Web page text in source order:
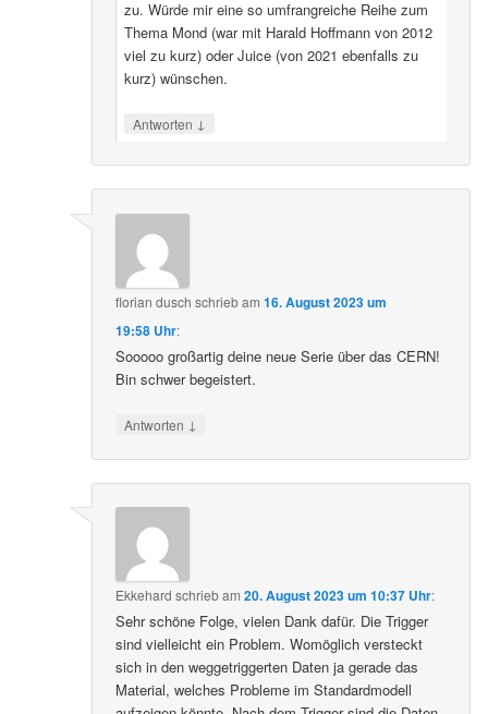
zu. Würde mir eine so umfrangreiche Reihe zum
Thema Mond (war mit Harald Hoffmann von 2012
viel zu kurz) oder Juice (von 2021 ebenfalls zu
kurz) wünschen.
Antworten ↓
florian dusch schriebam16. August 2023 um
19:58 Uhr:
Sooooo großartig deine neue Serie über das CERN!
Bin schwer begeistert.
Antworten ↓
Ekkehard schriebam20. August 2023 um 10:37 Uhr:
Sehr schöne Folge, vielen Dank dafür. Die Trigger
sind vielleicht ein Problem. Womöglich versteckt
sich in den weggetriggerten Daten ja gerade das
Material, welches Probleme im Standardmodell